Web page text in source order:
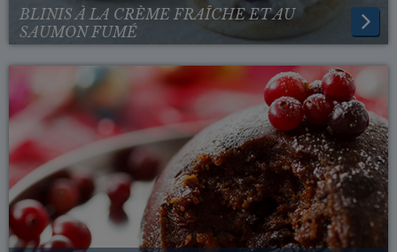
BLINIS À LA CRÈME FRAÎCHE ET AU
SAUMON FUMÉ